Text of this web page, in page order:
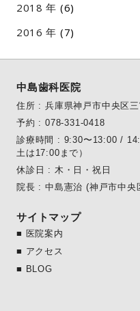
2018
(6)
2016
(7)
中島歯科医院
住所 : 兵庫県神戸市中央区
予約 : 078-331-0418
診療時間 : 9:30〜13:00 /
土は17:00まで）
休診日 : 木・日・祝日
院長 : 中島憲治 (神戸市中央
サイトマップ
■ 医院案内
■ アクセス
■ BLOG